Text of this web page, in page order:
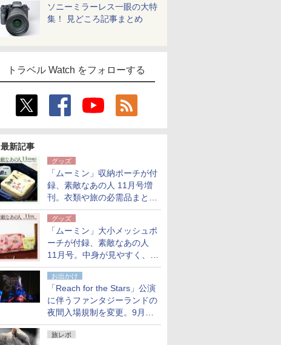
ソニーミラーレス一眼の大特
集！ 見どころ記事まとめ
トラベル Watch をフォローする
最新記事
グッズ
「ムーミン」収納ポーチが付
録、素敵なあの人 11月号増
刊。衣類や旅の必需品まとま
る大小2個セット
グッズ
「ムーミン」大小メッシュポ
ーチが付録、素敵なあの人
11月号。中身が見やすく、温
泉スパにも使える
お出かけ
「Reach for the Stars」公演
に伴うファンタジーランドの
夜間入場規制を変更。9月か
ら18時50分～20時ごろに
旅レポ